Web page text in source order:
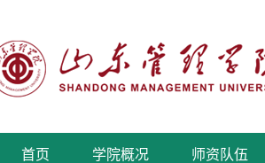
首页 学院概况 师资队伍